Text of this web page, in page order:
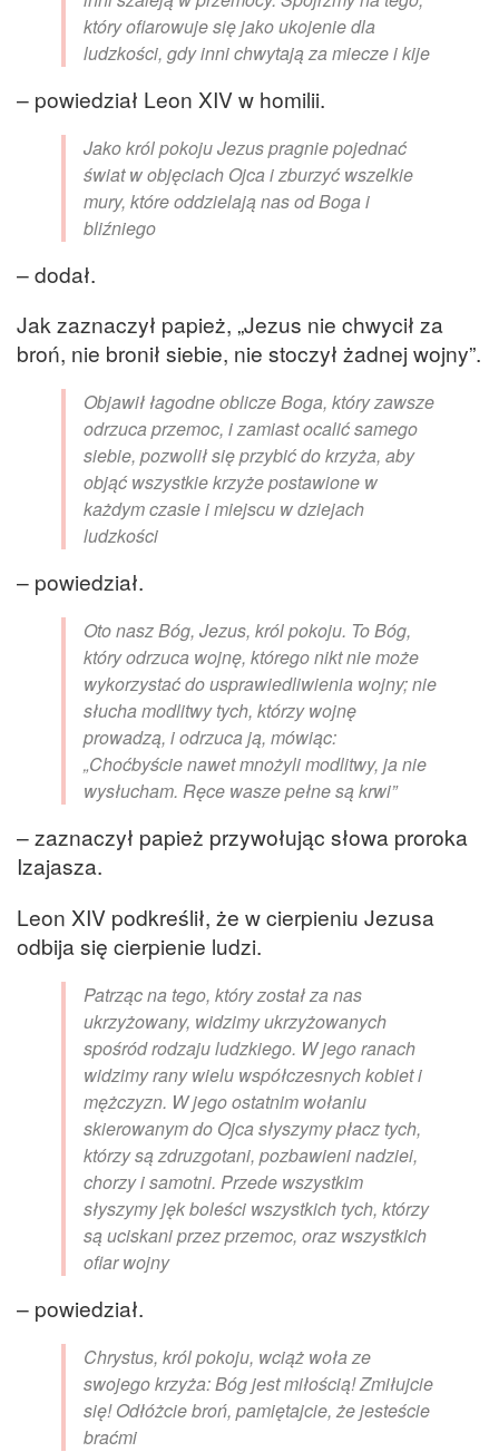
który ofiarowuje się jako ukojenie dla
ludzkości, gdy inni chwytają za miecze i kije
– powiedział Leon XIV w homilii.
Jako król pokoju Jezus pragnie pojednać
świat w objęciach Ojca i zburzyć wszelkie
mury, które oddzielają nas od Boga i
bliźniego
– dodał.
Jak zaznaczył papież, „Jezus nie chwycił za
broń, nie bronił siebie, nie stoczył żadnej wojny”.
Objawił łagodne oblicze Boga, który zawsze
odrzuca przemoc, i zamiast ocalić samego
siebie, pozwolił się przybić do krzyża, aby
objąć wszystkie krzyże postawione w
każdym czasie i miejscu w dziejach
ludzkości
– powiedział.
Oto nasz Bóg, Jezus, król pokoju. To Bóg,
który odrzuca wojnę, którego nikt nie może
wykorzystać do usprawiedliwienia wojny; nie
słucha modlitwy tych, którzy wojnę
prowadzą, i odrzuca ją, mówiąc:
„Choćbyście nawet mnożyli modlitwy, ja nie
wysłucham. Ręce wasze pełne są krwi”
– zaznaczył papież przywołując słowa proroka
Izajasza.
Leon XIV podkreślił, że w cierpieniu Jezusa
odbija się cierpienie ludzi.
Patrząc na tego, który został za nas
ukrzyżowany, widzimy ukrzyżowanych
spośród rodzaju ludzkiego. W jego ranach
widzimy rany wielu współczesnych kobiet i
mężczyzn. W jego ostatnim wołaniu
skierowanym do Ojca słyszymy płacz tych,
którzy są zdruzgotani, pozbawieni nadziei,
chorzy i samotni. Przede wszystkim
słyszymy jęk boleści wszystkich tych, którzy
są uciskani przez przemoc, oraz wszystkich
ofiar wojny
– powiedział.
Chrystus, król pokoju, wciąż woła ze
swojego krzyża: Bóg jest miłością! Zmiłujcie
się! Odłóżcie broń, pamiętajcie, że jesteście
braćmi